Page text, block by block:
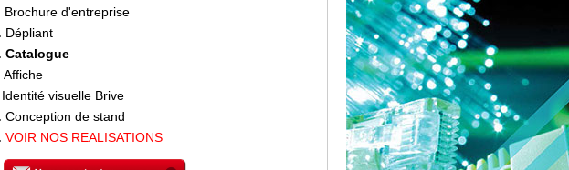
Brochure d'entreprise
Dépliant
Catalogue
Affiche
Identité visuelle Brive
Conception de stand
VOIR NOS REALISATIONS